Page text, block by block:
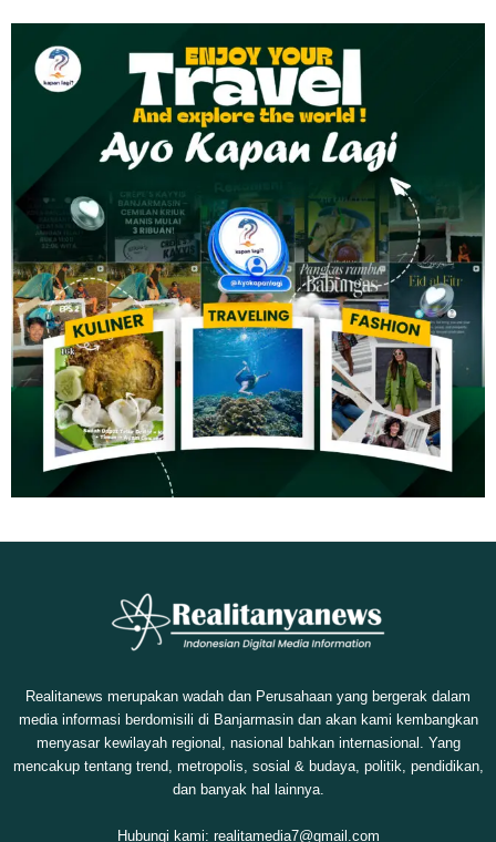
Realitanews merupakan wadah dan Perusahaan yang bergerak dalam
media informasi berdomisili di Banjarmasin dan akan kami kembangkan
menyasar kewilayah regional, nasional bahkan internasional. Yang
mencakup tentang trend, metropolis, sosial & budaya, politik, pendidikan,
dan banyak hal lainnya.
Hubungi kami: realitamedia7@gmail.com